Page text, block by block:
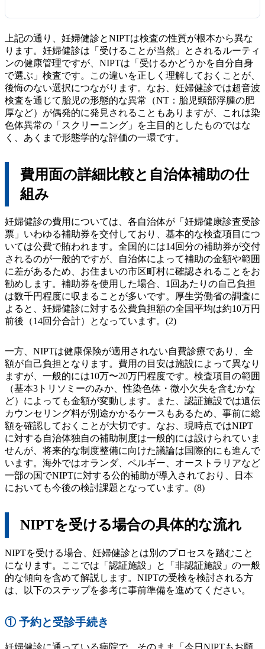
上記の通り、妊婦健診とNIPTは検査の性質が根本から異な
ります。妊婦健診は「受けることが当然」とされるルーティ
ンの健康管理ですが、NIPTは「受けるかどうかを自分自身
で選ぶ」検査です。この違いを正しく理解しておくことが、
後悔のない選択につながります。なお、妊婦健診では超音波
検査を通じて胎児の形態的な異常（NT：胎児頸部浮腫の肥
厚など）が偶発的に発見されることもありますが、これは染
色体異常の「スクリーニング」を主目的としたものではな
く、あくまで形態学的な評価の一環です。
費用面の詳細比較と自治体補助の仕
組み
妊婦健診の費用については、各自治体が「妊婦健康診査受診
票」いわゆる補助券を交付しており、基本的な検査項目につ
いては公費で賄われます。全国的には14回分の補助券が交付
されるのが一般的ですが、自治体によって補助の金額や範囲
に差があるため、お住まいの市区町村に確認されることをお
勧めします。補助券を使用した場合、1回あたりの自己負担
は数千円程度に収まることが多いです。厚生労働省の調査に
よると、妊婦健診に対する公費負担額の全国平均は約10万円
前後（14回分合計）となっています。(2)
一方、NIPTは健康保険が適用されない自費診療であり、全
額が自己負担となります。費用の目安は施設によって異なり
ますが、一般的には10万〜20万円程度です。検査項目の範囲
（基本3トリソミーのみか、性染色体・微小欠失を含むかな
ど）によっても金額が変動します。また、認証施設では遺伝
カウンセリング料が別途かかるケースもあるため、事前に総
額を確認しておくことが大切です。なお、現時点ではNIPT
に対する自治体独自の補助制度は一般的には設けられていま
せんが、将来的な制度整備に向けた議論は国際的にも進んで
います。海外ではオランダ、ベルギー、オーストラリアなど
一部の国でNIPTに対する公的補助が導入されており、日本
においても今後の検討課題となっています。(8)
NIPTを受ける場合の具体的な流れ
NIPTを受ける場合、妊婦健診とは別のプロセスを踏むこと
になります。ここでは「認証施設」と「非認証施設」の一般
的な傾向を含めて解説します。NIPTの受検を検討される方
は、以下のステップを参考に事前準備を進めてください。
① 予約と受診手続き
妊婦健診に通っている病院で、そのまま「今日NIPTもお願